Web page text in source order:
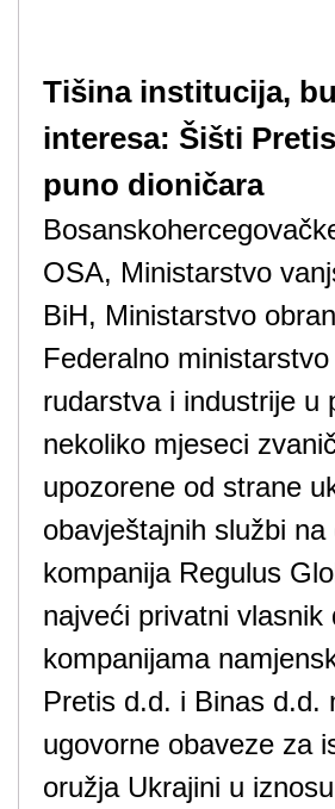
Tišina institucija,
interesa: Šišti
puno dioničara
OSA, Ministarstvo
BiH, Ministarstvo
Federalno
rudarstva i industrije u
nekoliko mjeseci
upozorene od strane
obavještajnih službi
kompanija Regulus
najveći privatni vlasnik
kompanijama
Pretis d.d. i Binas d.d.
ugovorne obaveze za
oružja Ukrajini u